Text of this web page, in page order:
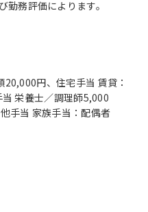
務評価によります。
円、住宅手当 賃貸：
栄養士／調理師5,000
手当 家族手当：配偶者